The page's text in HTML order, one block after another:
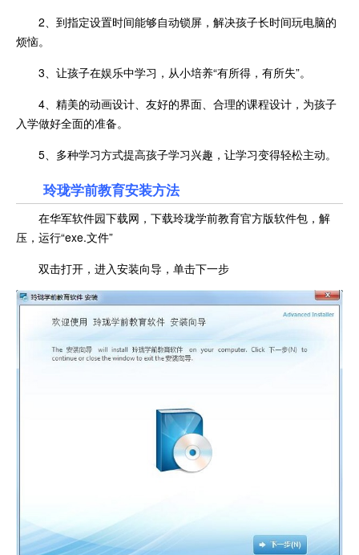
2、到指定设置时间能够自动锁屏，解决孩子长时间玩电脑的
烦恼。
3、让孩子在娱乐中学习，从小培养“有所得，有所失”。
4、精美的动画设计、友好的界面、合理的课程设计，为孩子
入学做好全面的准备。
5、多种学习方式提高孩子学习兴趣，让学习变得轻松主动。
玲珑学前教育安装方法
在华军软件园下载网，下载玲珑学前教育官方版软件包，解
压，运行“exe.文件”
双击打开，进入安装向导，单击下一步